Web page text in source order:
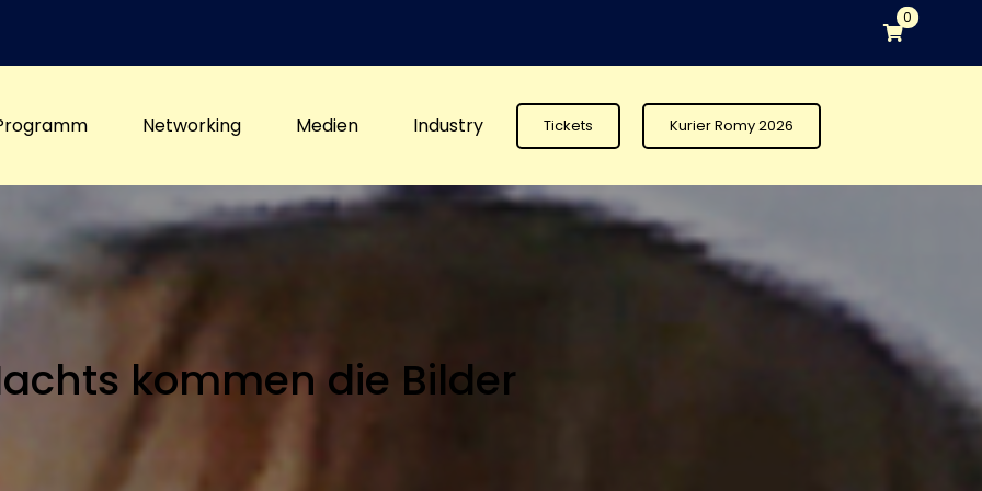
0
Networking Medien Industry Tickets Kurier Romy 2026
kommen die Bilder